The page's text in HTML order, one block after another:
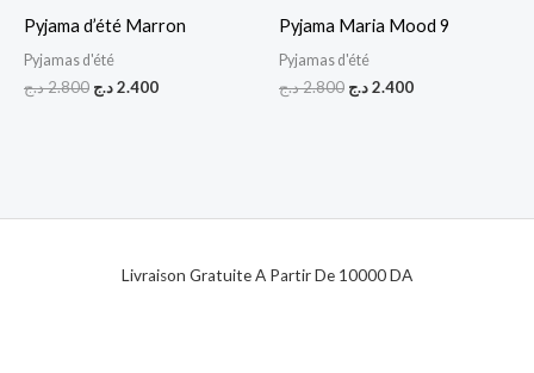
Pyjama d’été Marron
Pyjamas d'été
2.800د.ج 2.400د.ج
Pyjama Maria Mood 9
Pyjamas d'été
2.800د.ج 2.400د.ج
Livraison Gratuite A Partir De 10000 DA